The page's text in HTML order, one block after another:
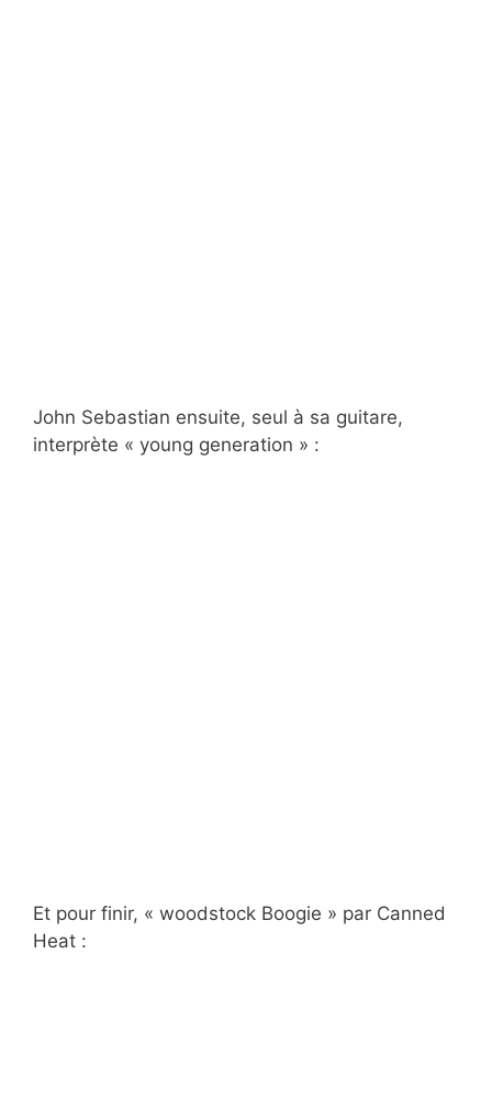
John Sebastian ensuite, seul à sa guitare,
interprète « young generation » :
Et pour finir, « woodstock Boogie » par Canned
Heat :